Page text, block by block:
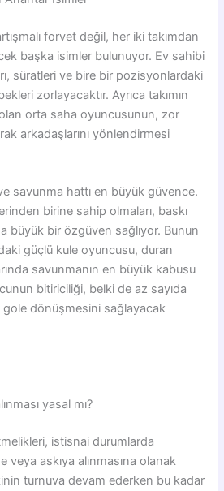
forvet değil, her iki takımdan
başka isimler bulunuyor. Ev sahibi
süratleri ve bire bir pozisyonlardaki
zorlayacaktır. Ayrıca takımın
orta saha oyuncusunun, zor
arkadaşlarını yönlendirmesi
savunma hattı en büyük güvence.
birine sahip olmaları, baskı
büyük bir özgüven sağlıyor. Bunun
güçlü kule oyuncusu, duran
savunmanın en büyük kabusu
bitiriciliği, belki de az sayıda
gole dönüşmesini sağlayacak
yasal mı?
istisnai durumlarda
veya askıya alınmasına olanak
turnuva devam ederken bu kadar